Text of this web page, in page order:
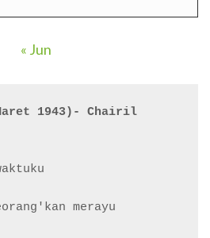
« Jun
1943)- Chairil
merayu